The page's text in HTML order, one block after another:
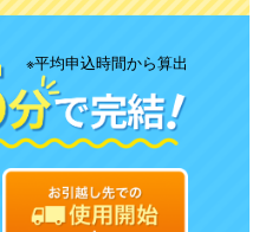
※平均申込時間から算出